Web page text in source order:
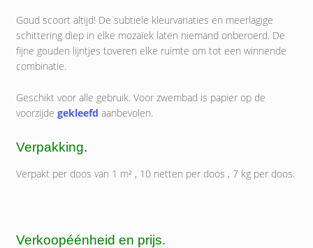
Goud scoort altijd! De subtiele kleurvariaties en meerlagige
schittering diep in elke mozaïek laten niemand onberoerd. De
fijne gouden lijntjes toveren elke ruimte om tot een winnende
combinatie.
Geschikt voor alle gebruik. Voor zwembad is papier op de
voorzijde gekleefd aanbevolen.
Verpakking.
Verpakt per doos van 1 m² , 10 netten per doos , 7 kg per doos.
Verkoopéénheid en prijs.